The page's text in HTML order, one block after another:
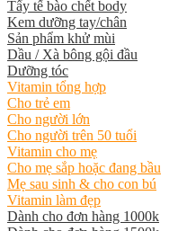
Tẩy tế bào chết body
Kem dưỡng tay/chân
Sản phẩm khử mùi
Dầu / Xà bông gội đầu
Dưỡng tóc
Vitamin tổng hợp
Cho trẻ em
Cho người lớn
Cho người trên 50 tuổi
Vitamin cho mẹ
Cho mẹ sắp hoặc đang bầu
Mẹ sau sinh & cho con bú
Vitamin làm đẹp
Dành cho đơn hàng 1000k